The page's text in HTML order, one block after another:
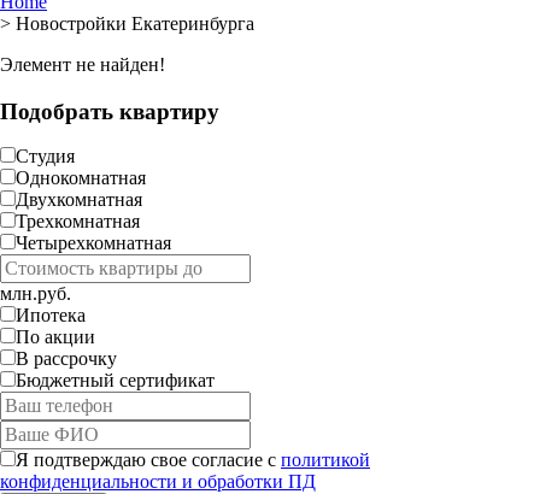
> Новостройки Екатеринбурга
Элемент не найден!
Подобрать квартиру
Студия
Однокомнатная
Двухкомнатная
Трехкомнатная
Четырехкомнатная
млн.руб.
Ипотека
По акции
В рассрочку
Бюджетный сертификат
Я подтверждаю свое согласие с политикой
конфиденциальности и обработки ПД